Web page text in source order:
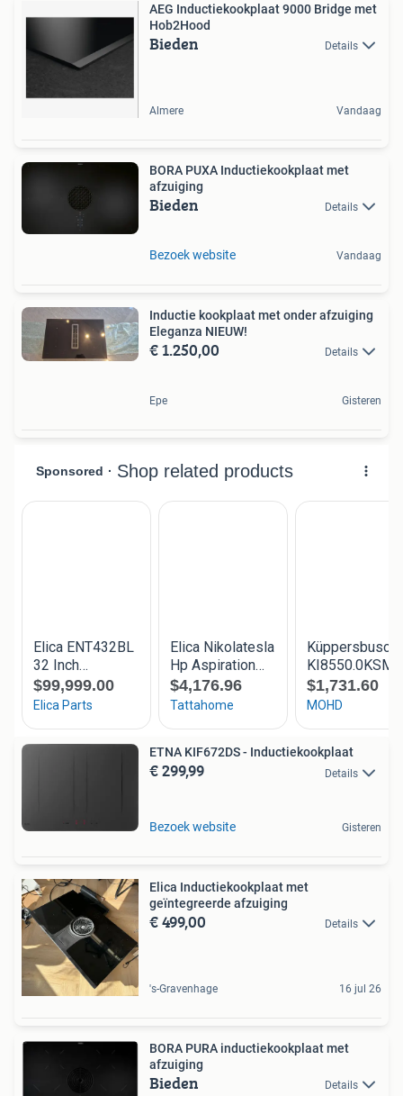
AEG Inductiekookplaat 9000 Bridge met
Hob2Hood
Bieden Details
Almere Vandaag
BORA PUXA Inductiekookplaat met
afzuiging
Bieden Details
Bezoek website Vandaag
Inductie kookplaat met onder afzuiging
Eleganza NIEUW!
€ 1.250,00 Details
Epe Gisteren
ETNA KIF672DS - Inductiekookplaat
€ 299,99 Details
Bezoek website Gisteren
Elica Inductiekookplaat met
geïntegreerde afzuiging
€ 499,00 Details
's-Gravenhage 16 jul 26
BORA PURA inductiekookplaat met
afzuiging
Bieden Details